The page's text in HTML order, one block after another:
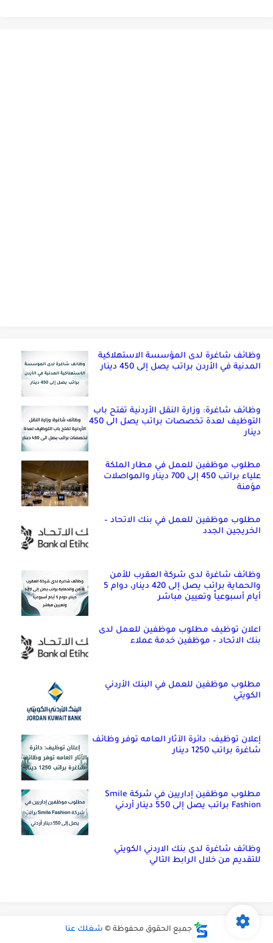
وظائف شاغرة لدى المؤسسة الاستهلاكية
المدنية في الأردن براتب يصل إلى 450 دينار
وظائف شاغرة: وزارة النقل الأردنية تفتح باب
التوظيف لعدة تخصصات براتب يصل الى 450
دينار
مطلوب موظفين للعمل في مطار الملكة
علياء براتب 450 إلى 700 دينار والمواصلات
مؤمنة
مطلوب موظفين للعمل في بنك الاتحاد –
الخريجين الجدد
وظائف شاغرة لدى شركة العقرب للأمن
والحماية براتب يصل إلى 420 دينار، دوام 5
أيام أسبوعياً وتعيين مباشر
اعلان توظيف مطلوب موظفين للعمل لدى
بنك الاتحاد – موظفين خدمة عملاء
مطلوب موظفين للعمل في البنك الأردني
الكويتي
إعلان توظيف: دائرة الآثار العامه توفر وظائف
شاغرة براتب 1250 دينار
مطلوب موظفين إداريين في شركة Smile
Fashion براتب يصل إلى 550 دينار أردني
وظائف شاغرة لدى بنك الاردني الكويتي
للتقديم من خلال الرابط التالي
جميع الحقوق محفوظة © شغلك عنا